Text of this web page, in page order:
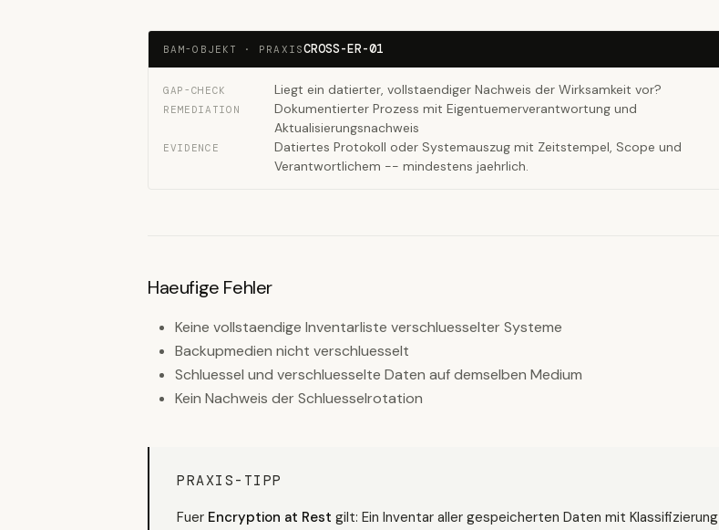
BAM-OBJEKT · PRAXISCROSS-ER-01
GAP-CHECK Liegt ein datierter, vollstaendiger Nachweis der Wirksamkeit vor?
REMEDIATION
Dokumentierter Prozess mit Eigentuemerverantwortung und
Aktualisierungsnachweis
EVIDENCE
Datiertes Protokoll oder Systemauszug mit Zeitstempel, Scope und
Verantwortlichem -- mindestens jaehrlich.
Haeufige Fehler
Keine vollstaendige Inventarliste verschluesselter Systeme
Backupmedien nicht verschluesselt
Schluessel und verschluesselte Daten auf demselben Medium
Kein Nachweis der Schluesselrotation
PRAXIS-TIPP
Fuer Encryption at Rest gilt: Ein Inventar aller gespeicherten Daten mit Klassifizierung